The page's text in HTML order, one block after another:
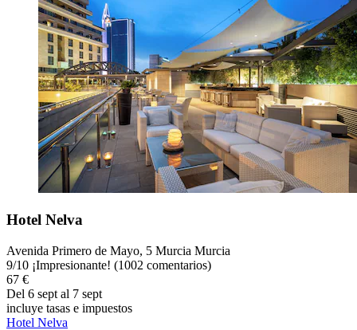
Hotel Nelva
Avenida Primero de Mayo, 5 Murcia Murcia
9/10 ¡Impresionante! (1002 comentarios)
67 €
Del 6 sept al 7 sept
incluye tasas e impuestos
Hotel Nelva